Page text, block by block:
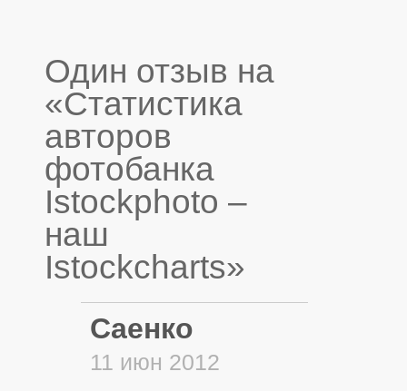
Один отзыв на
«Статистика
авторов
фотобанка
Istockphoto –
наш
Istockcharts»
Саенко
11 июн 2012